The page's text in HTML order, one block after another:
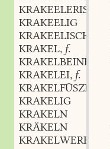
KRAKEELERISCH
KRAKEELIG
KRAKEELISCH
KRAKEL, f.
KRAKELBEINE
KRAKELEI, f.
KRAKELFÜSZE
KRAKELIG
KRAKELN
KRÄKELN
KRAKELWERK